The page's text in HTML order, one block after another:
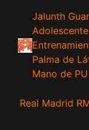
Jalunth
Palma de
Mano de
Real Madrid